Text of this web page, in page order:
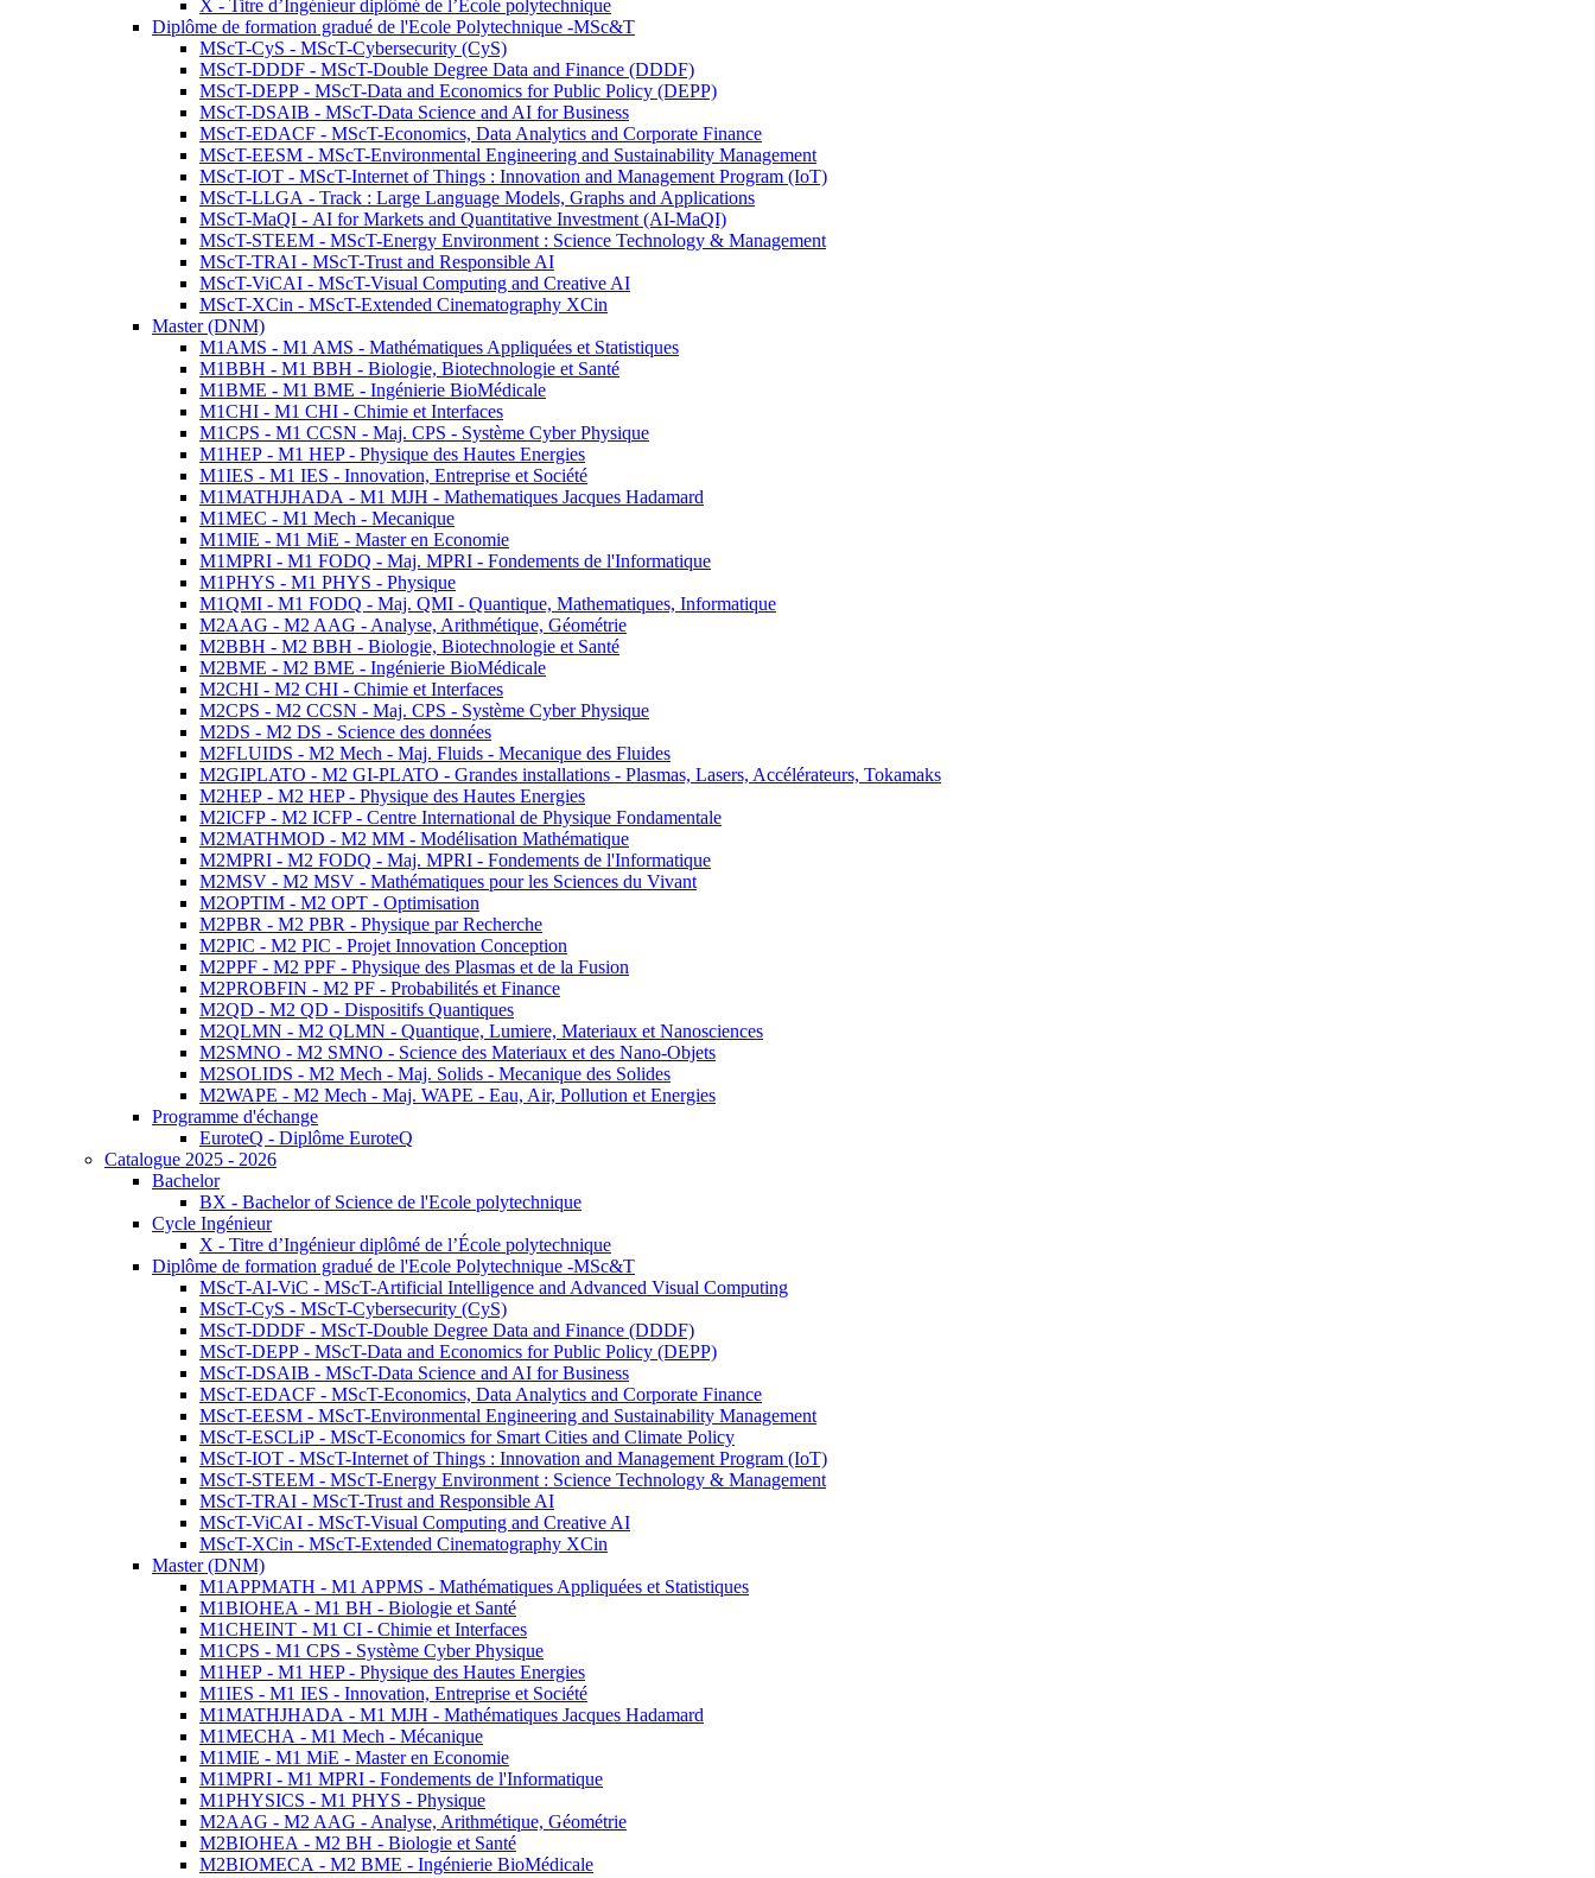
X - Titre d’Ingénieur diplômé de l’École polytechnique
Diplôme de formation gradué de l'Ecole Polytechnique -MSc&T
MScT-CyS - MScT-Cybersecurity (CyS)
MScT-DDDF - MScT-Double Degree Data and Finance (DDDF)
MScT-DEPP - MScT-Data and Economics for Public Policy (DEPP)
MScT-DSAIB - MScT-Data Science and AI for Business
MScT-EDACF - MScT-Economics, Data Analytics and Corporate Finance
MScT-EESM - MScT-Environmental Engineering and Sustainability Management
MScT-IOT - MScT-Internet of Things : Innovation and Management Program (IoT)
MScT-LLGA - Track : Large Language Models, Graphs and Applications
MScT-MaQI - AI for Markets and Quantitative Investment (AI-MaQI)
MScT-STEEM - MScT-Energy Environment : Science Technology & Management
MScT-TRAI - MScT-Trust and Responsible AI
MScT-ViCAI - MScT-Visual Computing and Creative AI
MScT-XCin - MScT-Extended Cinematography XCin
Master (DNM)
M1AMS - M1 AMS - Mathématiques Appliquées et Statistiques
M1BBH - M1 BBH - Biologie, Biotechnologie et Santé
M1BME - M1 BME - Ingénierie BioMédicale
M1CHI - M1 CHI - Chimie et Interfaces
M1CPS - M1 CCSN - Maj. CPS - Système Cyber Physique
M1HEP - M1 HEP - Physique des Hautes Energies
M1IES - M1 IES - Innovation, Entreprise et Société
M1MATHJHADA - M1 MJH - Mathematiques Jacques Hadamard
M1MEC - M1 Mech - Mecanique
M1MIE - M1 MiE - Master en Economie
M1MPRI - M1 FODQ - Maj. MPRI - Fondements de l'Informatique
M1PHYS - M1 PHYS - Physique
M1QMI - M1 FODQ - Maj. QMI - Quantique, Mathematiques, Informatique
M2AAG - M2 AAG - Analyse, Arithmétique, Géométrie
M2BBH - M2 BBH - Biologie, Biotechnologie et Santé
M2BME - M2 BME - Ingénierie BioMédicale
M2CHI - M2 CHI - Chimie et Interfaces
M2CPS - M2 CCSN - Maj. CPS - Système Cyber Physique
M2DS - M2 DS - Science des données
M2FLUIDS - M2 Mech - Maj. Fluids - Mecanique des Fluides
M2GIPLATO - M2 GI-PLATO - Grandes installations - Plasmas, Lasers, Accélérateurs, Tokamaks
M2HEP - M2 HEP - Physique des Hautes Energies
M2ICFP - M2 ICFP - Centre International de Physique Fondamentale
M2MATHMOD - M2 MM - Modélisation Mathématique
M2MPRI - M2 FODQ - Maj. MPRI - Fondements de l'Informatique
M2MSV - M2 MSV - Mathématiques pour les Sciences du Vivant
M2OPTIM - M2 OPT - Optimisation
M2PBR - M2 PBR - Physique par Recherche
M2PIC - M2 PIC - Projet Innovation Conception
M2PPF - M2 PPF - Physique des Plasmas et de la Fusion
M2PROBFIN - M2 PF - Probabilités et Finance
M2QD - M2 QD - Dispositifs Quantiques
M2QLMN - M2 QLMN - Quantique, Lumiere, Materiaux et Nanosciences
M2SMNO - M2 SMNO - Science des Materiaux et des Nano-Objets
M2SOLIDS - M2 Mech - Maj. Solids - Mecanique des Solides
M2WAPE - M2 Mech - Maj. WAPE - Eau, Air, Pollution et Energies
Programme d'échange
EuroteQ - Diplôme EuroteQ
Catalogue 2025 - 2026
Bachelor
BX - Bachelor of Science de l'Ecole polytechnique
Cycle Ingénieur
X - Titre d’Ingénieur diplômé de l’École polytechnique
Diplôme de formation gradué de l'Ecole Polytechnique -MSc&T
MScT-AI-ViC - MScT-Artificial Intelligence and Advanced Visual Computing
MScT-CyS - MScT-Cybersecurity (CyS)
MScT-DDDF - MScT-Double Degree Data and Finance (DDDF)
MScT-DEPP - MScT-Data and Economics for Public Policy (DEPP)
MScT-DSAIB - MScT-Data Science and AI for Business
MScT-EDACF - MScT-Economics, Data Analytics and Corporate Finance
MScT-EESM - MScT-Environmental Engineering and Sustainability Management
MScT-ESCLiP - MScT-Economics for Smart Cities and Climate Policy
MScT-IOT - MScT-Internet of Things : Innovation and Management Program (IoT)
MScT-STEEM - MScT-Energy Environment : Science Technology & Management
MScT-TRAI - MScT-Trust and Responsible AI
MScT-ViCAI - MScT-Visual Computing and Creative AI
MScT-XCin - MScT-Extended Cinematography XCin
Master (DNM)
M1APPMATH - M1 APPMS - Mathématiques Appliquées et Statistiques
M1BIOHEA - M1 BH - Biologie et Santé
M1CHEINT - M1 CI - Chimie et Interfaces
M1CPS - M1 CPS - Système Cyber Physique
M1HEP - M1 HEP - Physique des Hautes Energies
M1IES - M1 IES - Innovation, Entreprise et Société
M1MATHJHADA - M1 MJH - Mathématiques Jacques Hadamard
M1MECHA - M1 Mech - Mécanique
M1MIE - M1 MiE - Master en Economie
M1MPRI - M1 MPRI - Fondements de l'Informatique
M1PHYSICS - M1 PHYS - Physique
M2AAG - M2 AAG - Analyse, Arithmétique, Géométrie
M2BIOHEA - M2 BH - Biologie et Santé
M2BIOMECA - M2 BME - Ingénierie BioMédicale